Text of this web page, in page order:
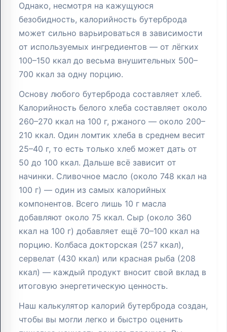
Однако, несмотря на кажущуюся
безобидность, калорийность бутерброда
может сильно варьироваться в зависимости
от используемых ингредиентов — от лёгких
100–150 ккал до весьма внушительных 500–
700 ккал за одну порцию.
Основу любого бутерброда составляет хлеб.
Калорийность белого хлеба составляет около
260–270 ккал на 100 г, ржаного — около 200–
210 ккал. Один ломтик хлеба в среднем весит
25–40 г, то есть только хлеб может дать от
50 до 100 ккал. Дальше всё зависит от
начинки. Сливочное масло (около 748 ккал на
100 г) — один из самых калорийных
компонентов. Всего лишь 10 г масла
добавляют около 75 ккал. Сыр (около 360
ккал на 100 г) добавляет ещё 70–100 ккал на
порцию. Колбаса докторская (257 ккал),
сервелат (430 ккал) или красная рыба (208
ккал) — каждый продукт вносит свой вклад в
итоговую энергетическую ценность.
Наш калькулятор калорий бутерброда создан,
чтобы вы могли легко и быстро оценить